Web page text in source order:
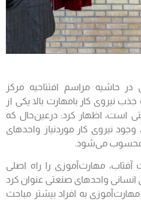
مراسم افتتاحیه مرکز
نیروی کار بامهارت بالا یکی از
است، اظهار کرد: درعین‌حال که
وجود نیروی کار موردنیاز واحدهای
محسوب می‌شود.
مهارت‌آموزی را راه اصلی
انسانی واحدهای صنعتی عنوان کرد
به افراد بیشتر مباحث